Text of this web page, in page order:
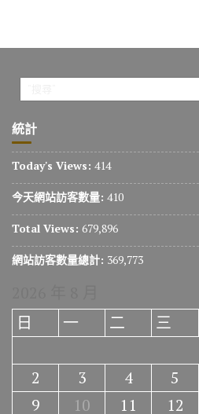
統計
Today's Views: 414
今天網站訪客數量: 410
Total Views: 679,896
網站訪客數量總計: 369,773
日
一 二 三
2
3 4 5
9
10 11 12